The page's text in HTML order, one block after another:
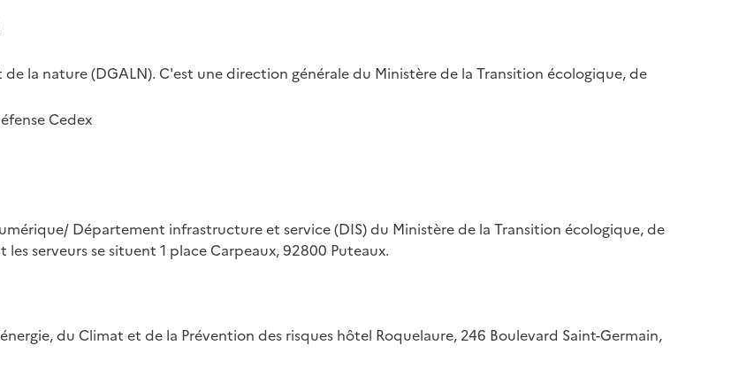
la nature (DGALN). C'est une direction générale du Ministère de la Transition écologique, de
Cedex
Département infrastructure et service (DIS) du Ministère de la Transition écologique, de
serveurs se situent 1 place Carpeaux, 92800 Puteaux.
du Climat et de la Prévention des risques hôtel Roquelaure, 246 Boulevard Saint-Germain,